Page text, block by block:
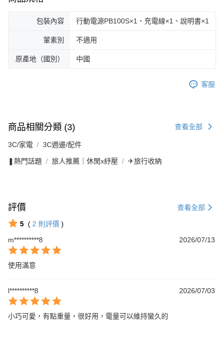
包裝內容 行動電源PB100S×1、充電線×1、說明書×1
葷素別 不適用
原產地（國別） 中國
客服
商品相關分類 (3) 查看全部
3C/家電 3C週邊/配件
❚熱門話題 旅人推薦｜休閒x紓壓 ✈旅行收納
評價 查看全部
5 ( 2 則評價 )
m**********8
2026/07/13
使用滿意
l**********8 2026/07/03
小巧可愛，有點重量，很好用，電量可以維持蠻久的